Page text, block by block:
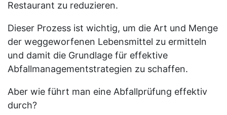
Restaurant zu reduzieren.
Dieser Prozess ist wichtig, um die Art und Menge
der weggeworfenen Lebensmittel zu ermitteln
und damit die Grundlage für effektive
Abfallmanagementstrategien zu schaffen.
Aber wie führt man eine Abfallprüfung effektiv
durch?